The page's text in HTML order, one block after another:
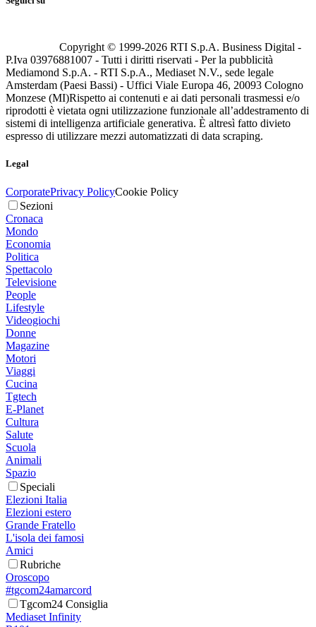
Copyright © 1999-2026 RTI S.p.A. Business Digital -
P.Iva 03976881007 - Tutti i diritti riservati - Per la pubblicità
Mediamond S.p.A. - RTI S.p.A., Mediaset N.V., sede legale
Amsterdam (Paesi Bassi) - Uffici Viale Europa 46, 20093 Cologno
Monzese (MI)Rispetto ai contenuti e ai dati personali trasmessi e/o
riprodotti è vietata ogni utilizzazione funzionale all’addestramento di
sistemi di intelligenza artificiale generativa. È altresì fatto divieto
espresso di utilizzare mezzi automatizzati di data scraping.
Legal
CorporatePrivacy PolicyCookie Policy
Sezioni
Cronaca
Mondo
Economia
Politica
Spettacolo
Televisione
People
Lifestyle
Videogiochi
Donne
Magazine
Motori
Viaggi
Cucina
Tgtech
E-Planet
Cultura
Salute
Scuola
Animali
Spazio
Speciali
Elezioni Italia
Elezioni estero
Grande Fratello
L'isola dei famosi
Amici
Rubriche
Oroscopo
#tgcom24amarcord
Tgcom24 Consiglia
Mediaset Infinity